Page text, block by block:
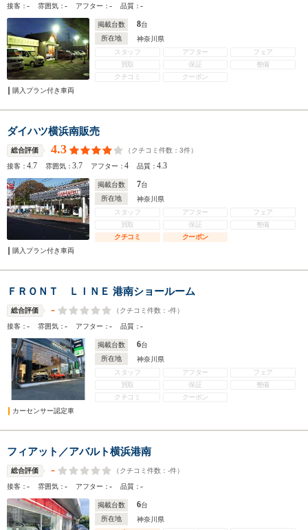
接客：- 雰囲気：- アフター：- 品質：-
掲載台数 8台
所在地
神奈川県
スタッフ
アフター
フェア
買取
保証
整備
クチコミ
クーポン
購入プラン付き車両
ダイハツ横浜南販売
総合評価 4.3 （クチコミ件数： 3件）
接客：4.7 雰囲気：3.7 アフター：4 品質：4.3
掲載台数 7台
所在地
神奈川県
スタッフ
アフター
フェア
買取
保証
整備
クチコミ
クーポン
購入プラン付き車両
ＦＲＯＮＴ ＬＩＮＥ 港南ショールーム
総合評価 - （クチコミ件数： -件）
接客：- 雰囲気：- アフター：- 品質：-
掲載台数 6台
所在地
神奈川県
スタッフ
アフター
フェア
買取
保証
整備
クチコミ
クーポン
カーセンサー認定車
フィアット／アバルト横浜港南
総合評価 - （クチコミ件数： -件）
接客：- 雰囲気：- アフター：- 品質：-
掲載台数 6台
所在地
神奈川県